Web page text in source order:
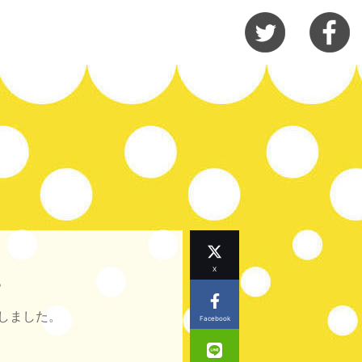
X
Facebook
した。